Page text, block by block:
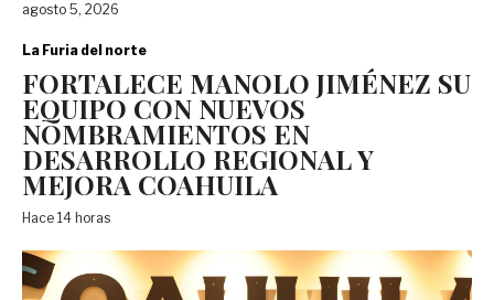
agosto 5, 2026
La Furia del norte
FORTALECE MANOLO JIMÉNEZ SU
EQUIPO CON NUEVOS
NOMBRAMIENTOS EN
DESARROLLO REGIONAL Y
MEJORA COAHUILA
Hace 14 horas